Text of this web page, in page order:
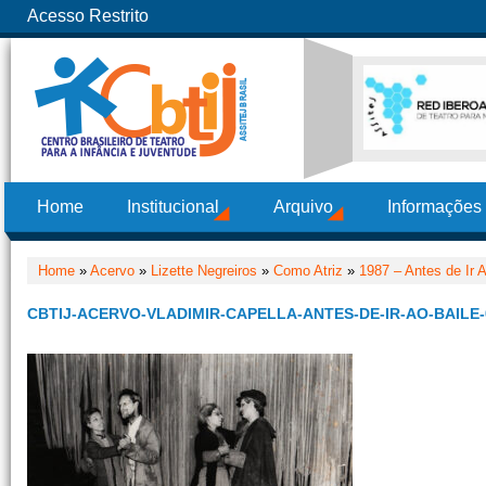
Acesso Restrito
Home Institucional Arquivo
Home » Acervo » Lizette Negreiros » Como Atriz » 1987 – Antes de Ir
CBTIJ-ACERVO-VLADIMIR-CAPELLA-ANTES-DE-IR-AO-